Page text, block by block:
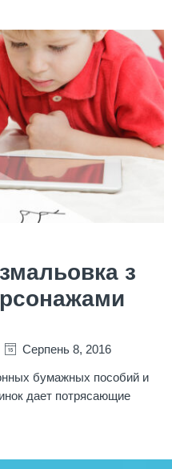
з
Серпень 8, 2016
бумажных пособий и
дает потрясающие